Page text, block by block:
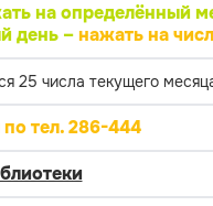
на определённый
день –нажать на
25 числа текущего
тел. 286-444